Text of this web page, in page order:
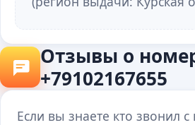
Отзывы о
+79102167655
Если вы знаете кто звонил